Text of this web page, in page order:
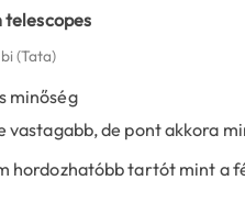
(Tata)
minőség
vastagabb, de pont akkora
hordozhatóbb tartót mint a